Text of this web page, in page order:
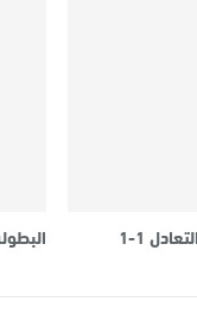
البطولة